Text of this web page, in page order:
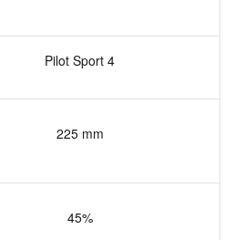
Pilot Sport 4
225 mm
45%